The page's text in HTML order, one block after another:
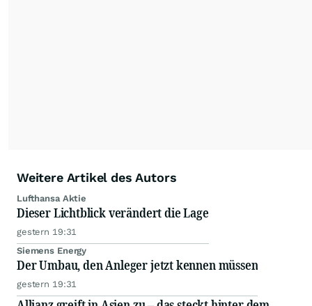
Weitere Artikel des Autors
Lufthansa Aktie
Dieser Lichtblick verändert die Lage
gestern 19:31
Siemens Energy
Der Umbau, den Anleger jetzt kennen müssen
gestern 19:31